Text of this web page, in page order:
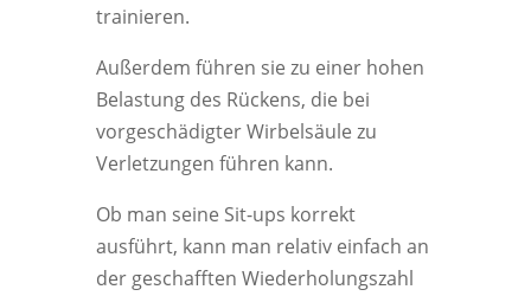
trainieren.
Außerdem führen sie zu einer hohen
Belastung des Rückens, die bei
vorgeschädigter Wirbelsäule zu
Verletzungen führen kann.
Ob man seine Sit-ups korrekt
ausführt, kann man relativ einfach an
der geschafften Wiederholungszahl